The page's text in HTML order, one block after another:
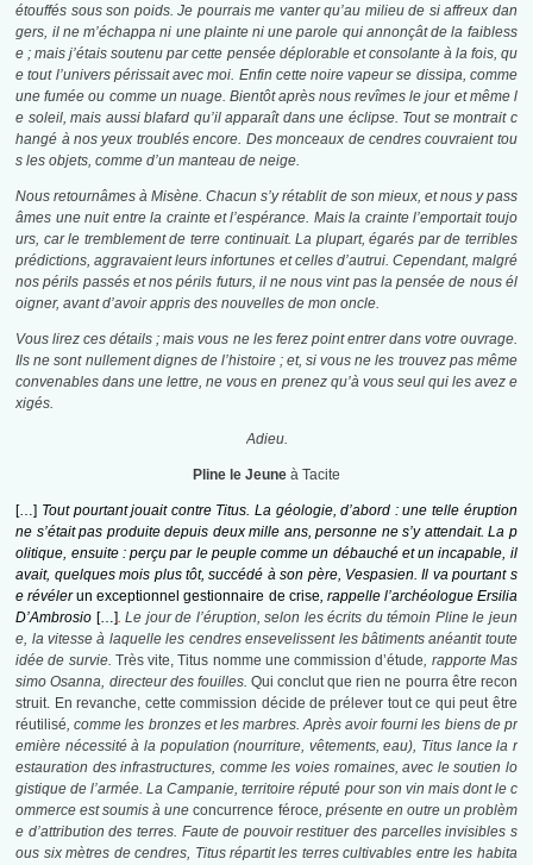
étouffés sous son poids. Je pourrais me vanter qu’au milieu de si affreux dan
gers, il ne m’échappa ni une plainte ni une parole qui annonçât de la faibless
e ; mais j’étais soutenu par cette pensée déplorable et consolante à la fois, qu
e tout l’univers périssait avec moi. Enfin cette noire vapeur se dissipa, comme
une fumée ou comme un nuage. Bientôt après nous revîmes le jour et même l
e soleil, mais aussi blafard qu’il apparaît dans une éclipse. Tout se montrait c
hangé à nos yeux troublés encore. Des monceaux de cendres couvraient tou
s les objets, comme d’un manteau de neige.
Nous retournâmes à Misène. Chacun s’y rétablit de son mieux, et nous y pass
âmes une nuit entre la crainte et l’espérance. Mais la crainte l’emportait toujo
urs, car le tremblement de terre continuait. La plupart, égarés par de terribles
prédictions, aggravaient leurs infortunes et celles d’autrui. Cependant, malgré
nos périls passés et nos périls futurs, il ne nous vint pas la pensée de nous él
oigner, avant d’avoir appris des nouvelles de mon oncle.
Vous lirez ces détails ; mais vous ne les ferez point entrer dans votre ouvrage.
Ils ne sont nullement dignes de l’histoire ; et, si vous ne les trouvez pas même
convenables dans une lettre, ne vous en prenez qu’à vous seul qui les avez e
xigés.
Adieu.
Pline le Jeune à Tacite
[…] Tout pourtant jouait contre Titus. La géologie, d’abord : une telle éruption
ne s’était pas produite depuis deux mille ans, personne ne s’y attendait. La p
olitique, ensuite : perçu par le peuple comme un débauché et un incapable, il
avait, quelques mois plus tôt, succédé à son père, Vespasien. Il va pourtant s
e révélerun exceptionnel gestionnaire de crise, rappelle l’archéologue Ersilia
D’Ambrosio […]. Le jour de l’éruption, selon les écrits du témoin Pline le jeun
e, la vitesse à laquelle les cendres ensevelissent les bâtiments anéantit toute
idée de survie. Très vite, Titus nomme une commission d’étude, rapporte Mas
simo Osanna, directeur des fouilles. Qui conclut que rien ne pourra être recon
struit. En revanche, cette commission décide de prélever tout ce qui peut être
réutilisé, comme les bronzes et les marbres. Après avoir fourni les biens de pr
emière nécessité à la population (nourriture, vêtements, eau), Titus lance la r
estauration des infrastructures, comme les voies romaines, avec le soutien lo
gistique de l’armée. La Campanie, territoire réputé pour son vin mais dont le c
ommerce est soumis à uneconcurrence féroce, présente en outre un problèm
e d’attribution des terres. Faute de pouvoir restituer des parcelles invisibles s
ous six mètres de cendres, Titus répartit les terres cultivables entre les habita